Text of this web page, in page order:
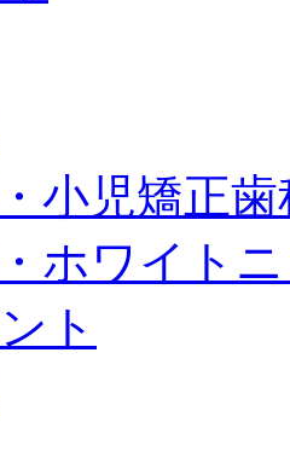
小児矯正歯
ホワイト
ト